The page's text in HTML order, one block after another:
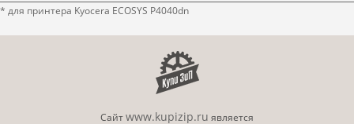
* для принтера Kyocera ECOSYS P4040dn
Сайтwww.kupizip.ru является